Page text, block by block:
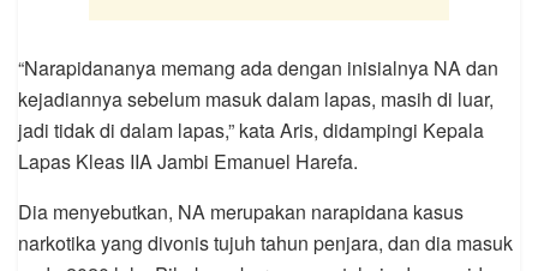
“Narapidananya memang ada dengan inisialnya NA dan
kejadiannya sebelum masuk dalam lapas, masih di luar,
jadi tidak di dalam lapas,” kata Aris, didampingi Kepala
Lapas Kleas IIA Jambi Emanuel Harefa.
Dia menyebutkan, NA merupakan narapidana kasus
narkotika yang divonis tujuh tahun penjara, dan dia masuk